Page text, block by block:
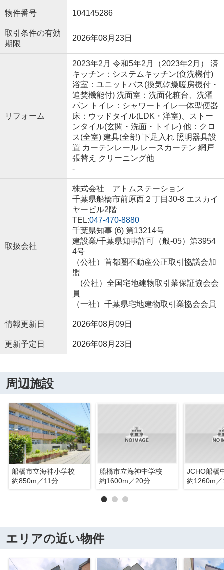
物件番号 104145286
取引条件の有効
期限
2026年08月23日
リフォーム
2023年2月 令和5年2月（2023年2月） 済
キッチン：システムキッチン(食洗機付)
浴室：ユニットバス(換気乾燥暖房機付・
追焚機能付) 洗面室：洗面化粧台、洗濯
パン トイレ：シャワートイレ一体型便器
床：ウッドタイル(LDK・洋室)、ストー
ンタイル(玄関・洗面・トイレ) 他：クロ
ス(全室) 建具(全部) 下足入れ 照明器具設
置 カーテンレール レースカーテン 網戸
張替え クリーニング他
-
取扱会社
株式会社 アトムステーション
千葉県船橋市前原西２丁目30-8 エスカイ
ヤービル2階
TEL:047-470-8880
千葉県知事 (6) 第13214号
建設業/千葉県知事許可（般-05）第3954
4号
（公社）首都圏不動産公正取引協議会加
盟
(公社）全国宅地建物取引業保証協会会
員
（一社）千葉県宅地建物取引業協会会員
情報更新日 2026年08月09日
更新予定日 2026年08月23日
周辺施設
船橋市立海神小学校
約850m／11分
船橋市立海神中学校
約1600m／20分
JCHO船橋
約1260m
エリアの近い物件